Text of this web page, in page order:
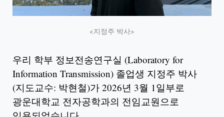
<지정주 박사>
우리 학부 정보전송연구실 (Laboratory for
Information Transmission) 졸업생 지정주 박사
(지도교수: 박현철)가 2026년 3월 1일부로
광운대학교 전자공학과의 전임교원으로